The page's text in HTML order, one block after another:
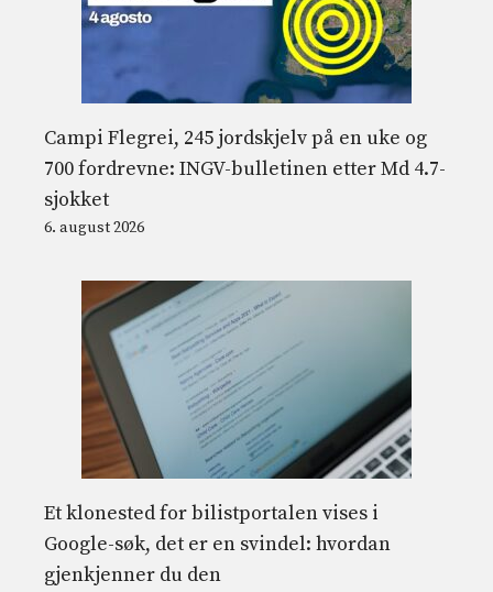
Campi Flegrei, 245 jordskjelv på en uke og
700 fordrevne: INGV-bulletinen etter Md 4.7-
sjokket
6. august 2026
Et klonested for bilistportalen vises i
Google-søk, det er en svindel: hvordan
gjenkjenner du den